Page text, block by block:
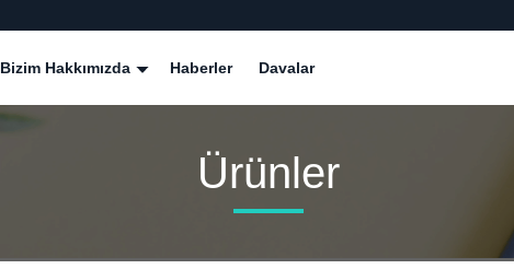
Bizim Hakkımızda Haberler Davalar
Ürünler